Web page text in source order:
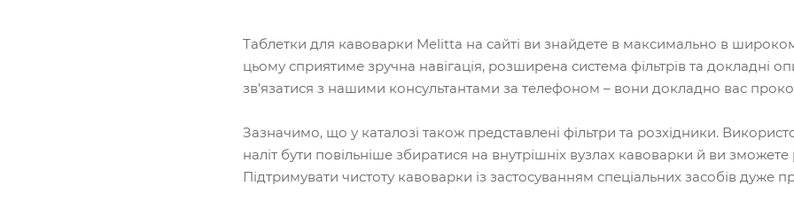
Таблетки для кавоварки Melitta на сайті ви знайдете в максимально в
цьому сприятиме зручна навігація, розширена система фільтрів та докладні
зв'язатися з нашими консультантами за телефоном – вони докладно вас
Зазначимо, що у каталозі також представлені фільтри та розхідники.
наліт бути повільніше збиратися на внутрішніх вузлах кавоварки й ви
Підтримувати чистоту кавоварки із застосуванням спеціальних засобів дуже